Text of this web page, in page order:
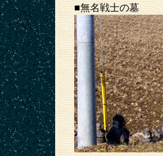
■無名戦士の墓